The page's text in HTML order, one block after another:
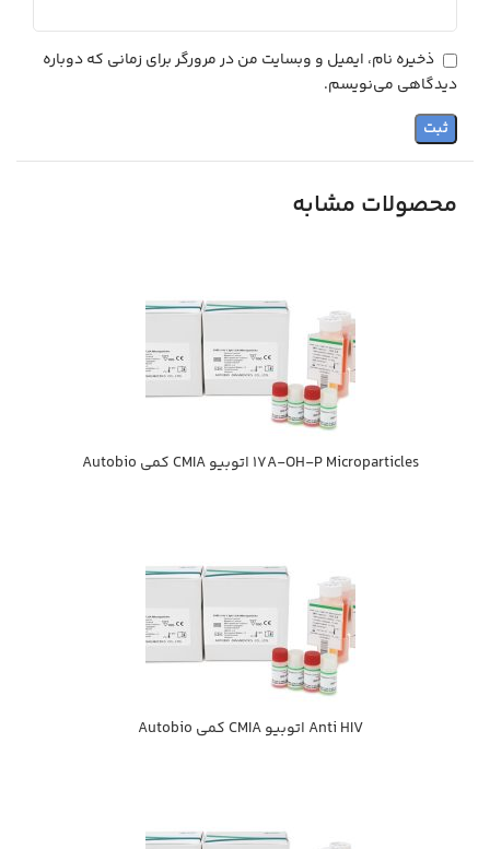
ذخیره نام، ایمیل و وبسایت من در مرورگر برای زمانی که دوباره
دیدگاهی می‌نویسم.
محصولات مشابه
17A-OH-P Microparticles اتوبيو CMIA كمي Autobio
Anti HIV اتوبيو CMIA كمي Autobio